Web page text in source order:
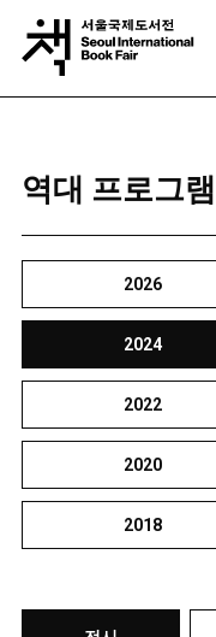
역대 프로그램
2026
2024
2022
2020
2018